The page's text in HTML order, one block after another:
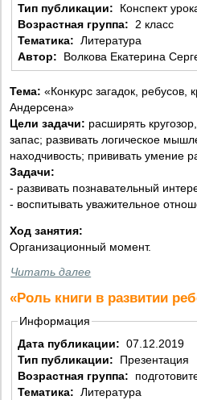
Тип публикации:
Конспект
Возрастная группа:
2 класс
Тематика: Литература
Автор:
Волкова Екатерина
Тема: «Конкурс загадок, ребусов,
Андерсена»
Цели задачи: расширять
запас; развивать логическое
находчивость; прививать умение
Задачи:
- развивать познавательный
- воспитывать уважительное
Ход занятия:
Организационный момент.
Читать далее
«Роль книги в развитии
Информация
Дата публикации: 07.12.2019
Тип публикации:
Презентация
Возрастная группа:
Тематика: Литература